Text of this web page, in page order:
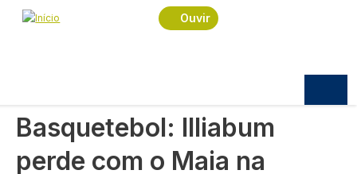
Passar para o conteúdo principal
Ouvir
Navegação estrutural
Início
Desporto
Basquetebol: Illiabum perde com o Maia na
Basquetebol: Illiabum
perde com o Maia na